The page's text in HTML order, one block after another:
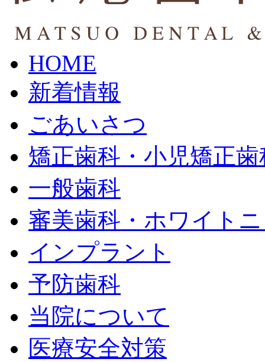
HOME
新着情報
ごあいさつ
矯正歯科・小児矯正歯
一般歯科
審美歯科・ホワイト
インプラント
予防歯科
当院について
医療安全対策